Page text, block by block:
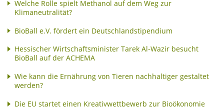
Welche Rolle spielt Methanol auf dem Weg zur
Klimaneutralität?
BioBall e.V. fördert ein Deutschlandstipendium
Hessischer Wirtschaftsminister Tarek Al-Wazir besucht
BioBall auf der ACHEMA
Wie kann die Ernährung von Tieren nachhaltiger gestaltet
werden?
Die EU startet einen Kreativwettbewerb zur Bioökonomie